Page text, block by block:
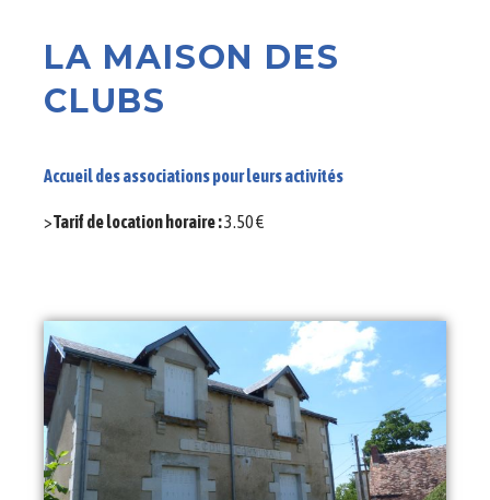
LA MAISON DES
CLUBS
Accueil des associations pour leurs activités
>Tarif de location horaire :3.50 €